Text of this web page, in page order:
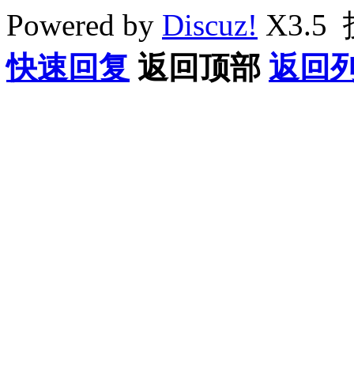
Powered by Discuz! X3.5
快速回复 返回顶部 返回